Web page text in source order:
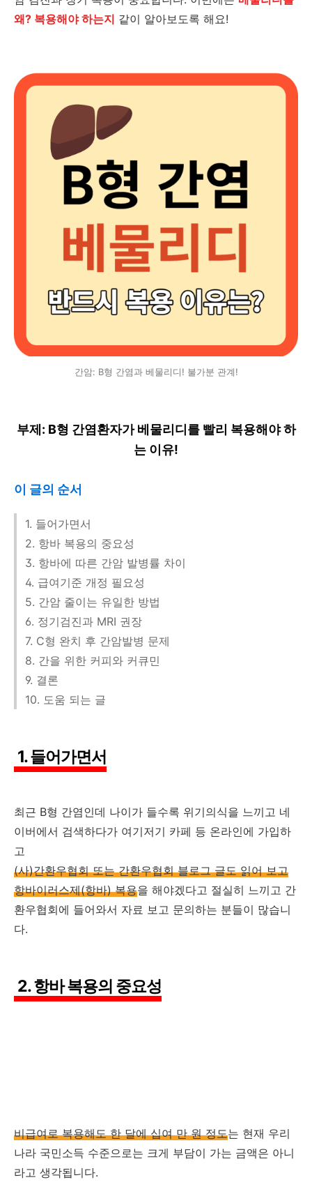
왜? 복용해야 하는지 같이 알아보도록 해요!
간암: B형 간염과 베물리디! 불가분 관계!
부제: B형 간염환자가 베물리디를 빨리 복용해야 하
는 이유!
이 글의 순서
1. 들어가면서
2. 항바 복용의 중요성
3. 항바에 따른 간암 발병률 차이
4. 급여기준 개정 필요성
5. 간암 줄이는 유일한 방법
6. 정기검진과 MRI 권장
7. C형 완치 후 간암발병 문제
8. 간을 위한 커피와 커큐민
9. 결론
10. 도움 되는 글
1. 들어가면서
최근 B형 간염인데 나이가 들수록 위기의식을 느끼고 네
이버에서 검색하다가 여기저기 카페 등 온라인에 가입하
고
(사)간환우협회 또는 간환우협회 블로그 글도 읽어 보고
항바이러스제(항바) 복용을 해야겠다고 절실히 느끼고 간
환우협회에 들어와서 자료 보고 문의하는 분들이 많습니
다.
2. 항바 복용의 중요성
비급여로 복용해도 한 달에 십여 만 원 정도는 현재 우리
나라 국민소득 수준으로는 크게 부담이 가는 금액은 아니
라고 생각됩니다.